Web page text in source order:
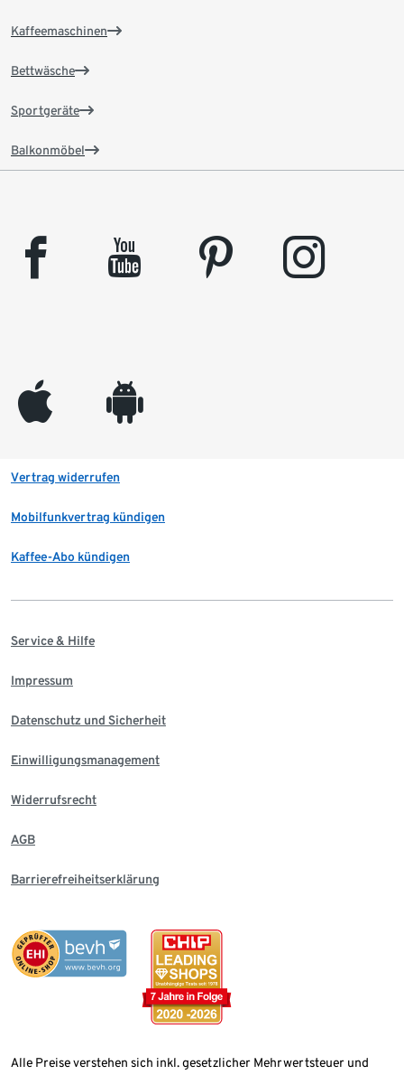
Kaffeemaschinen
Bettwäsche
Sportgeräte
Balkonmöbel
facebook youtube pinterest instagram
appleinc android
Vertrag widerrufen
Mobilfunkvertrag kündigen
Kaffee-Abo kündigen
Service & Hilfe
Impressum
Datenschutz und Sicherheit
Einwilligungsmanagement
Widerrufsrecht
AGB
Barrierefreiheitserklärung
Alle Preise verstehen sich inkl. gesetzlicher Mehrwertsteuer und